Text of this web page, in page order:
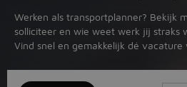
Werken als transportplanner? Bekijk
solliciteer en wie weet werk jij straks
Vind snel en gemakkelijk dé vacature